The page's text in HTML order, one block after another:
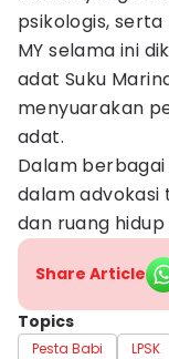
psikologis,
MY selama ini
adat Suku
menyuarakan
adat.
Dalam
dalam
dan ruang
Share Article
Topics
Pesta Babi LPSK